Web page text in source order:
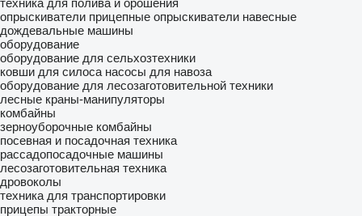
техника для полива и орошения
опрыскиватели прицепные опрыскиватели навесные
дождевальные машины
оборудование
оборудование для сельхозтехники
ковши для силоса насосы для навоза
оборудование для лесозаготовительной техники
лесные краны-манипуляторы
комбайны
зерноуборочные комбайны
посевная и посадочная техника
рассадопосадочные машины
лесозаготовительная техника
дровоколы
техника для транспортировки
прицепы тракторные